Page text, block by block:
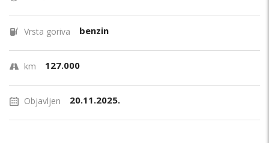
Vrsta goriva benzin
km 127.000
Objavljen 20.11.2025.